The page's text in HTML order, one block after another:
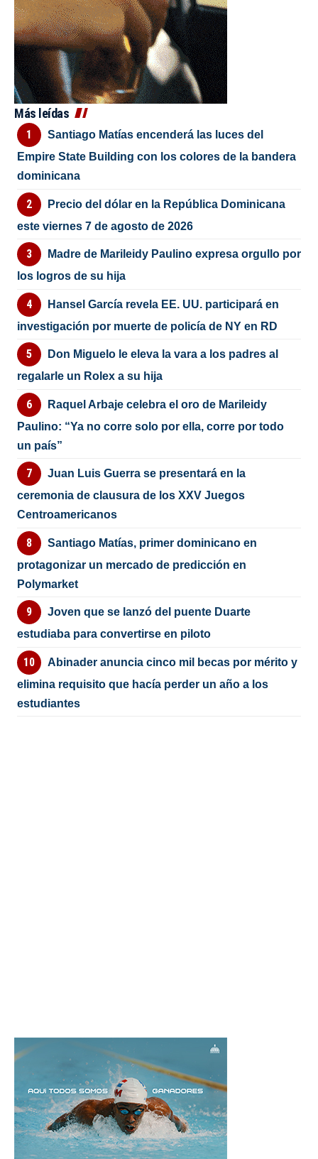
Más leídas
Santiago Matías encenderá las luces del
Empire State Building con los colores de la bandera
dominicana
Precio del dólar en la República Dominicana
este viernes 7 de agosto de 2026
Madre de Marileidy Paulino expresa orgullo por
los logros de su hija
Hansel García revela EE. UU. participará en
investigación por muerte de policía de NY en RD
Don Miguelo le eleva la vara a los padres al
regalarle un Rolex a su hija
Raquel Arbaje celebra el oro de Marileidy
Paulino: “Ya no corre solo por ella, corre por todo
un país”
Juan Luis Guerra se presentará en la
ceremonia de clausura de los XXV Juegos
Centroamericanos
Santiago Matías, primer dominicano en
protagonizar un mercado de predicción en
Polymarket
Joven que se lanzó del puente Duarte
estudiaba para convertirse en piloto
Abinader anuncia cinco mil becas por mérito y
elimina requisito que hacía perder un año a los
estudiantes